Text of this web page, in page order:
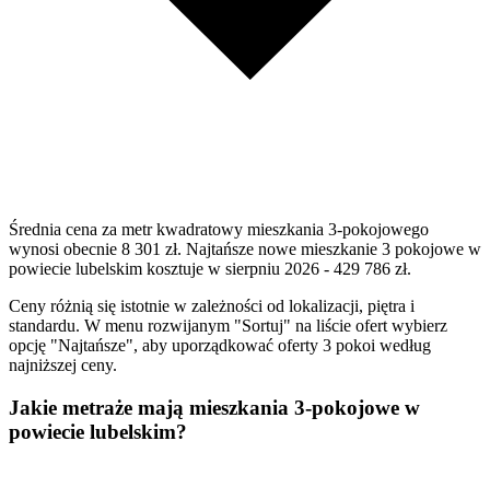
Średnia cena za metr kwadratowy mieszkania 3-pokojowego
wynosi obecnie 8 301 zł. Najtańsze nowe mieszkanie 3 pokojowe w
powiecie lubelskim kosztuje w sierpniu 2026 - 429 786 zł.
Ceny różnią się istotnie w zależności od lokalizacji, piętra i
standardu. W menu rozwijanym "Sortuj" na liście ofert wybierz
opcję "Najtańsze", aby uporządkować oferty 3 pokoi według
najniższej ceny.
Jakie metraże mają mieszkania 3-pokojowe w
powiecie lubelskim?